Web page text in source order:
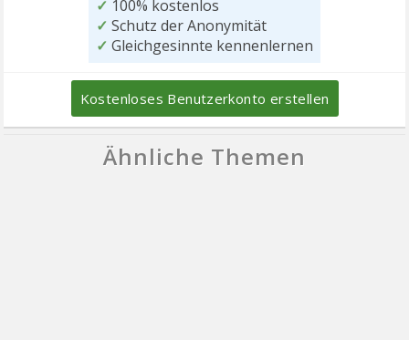
✓ 100% kostenlos
✓ Schutz der Anonymität
✓ Gleichgesinnte kennenlernen
Kostenloses Benutzerkonto erstellen
Ähnliche Themen